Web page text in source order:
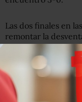
Las dos finales en
remontar la
Pachuca en el
Otras